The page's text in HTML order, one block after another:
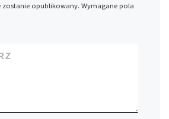
zostanie opublikowany. Wymagane pola